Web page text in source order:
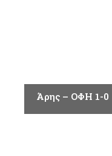
Άρης – ΟΦΗ 1-0